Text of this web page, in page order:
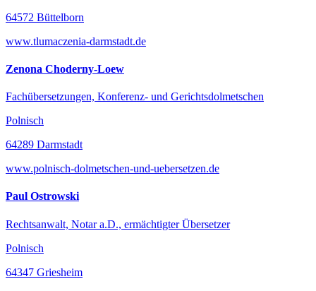
64572 Büttelborn
www.tlumaczenia-darmstadt.de
Zenona Choderny-Loew
Fachübersetzungen, Konferenz- und Gerichtsdolmetschen
Polnisch
64289 Darmstadt
www.polnisch-dolmetschen-und-uebersetzen.de
Paul Ostrowski
Rechtsanwalt, Notar a.D., ermächtigter Übersetzer
Polnisch
64347 Griesheim